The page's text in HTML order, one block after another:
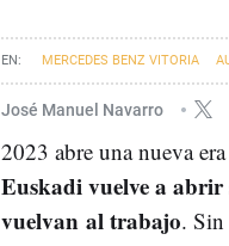
MERCEDES BENZ VITORIA
José Manuel Navarro
2023 abre una nueva
Euskadi vuelve a abrir
vuelvan al trabajo. Sin